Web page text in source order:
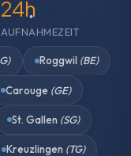
24h
AUFNAHMEZEIT
Roggwil (BE)
Carouge (GE)
St. Gallen (SG)
Kreuzlingen (TG)